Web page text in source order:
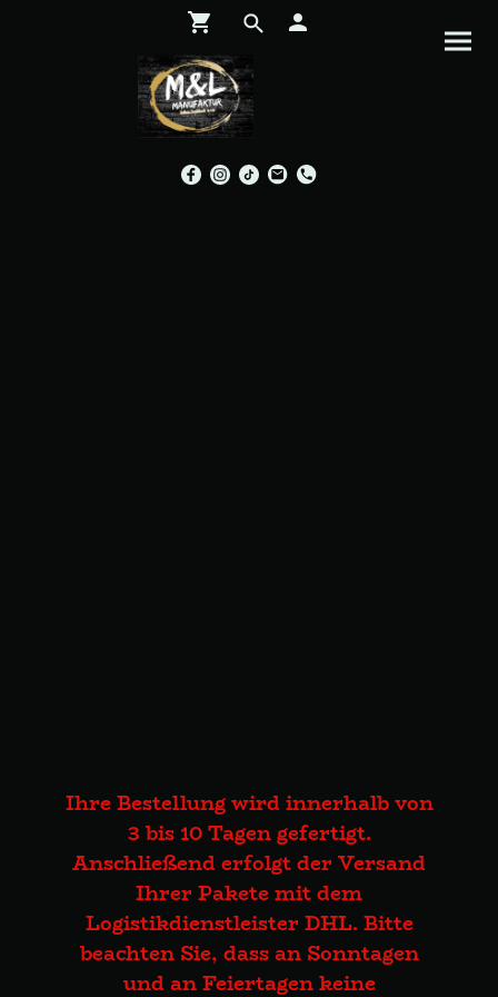
Ihre Bestellung wird innerhalb von
3 bis 10 Tagen gefertigt.
Anschließend erfolgt der Versand
Ihrer Pakete mit dem
Logistikdienstleister DHL. Bitte
beachten Sie, dass an Sonntagen
und an Feiertagen keine